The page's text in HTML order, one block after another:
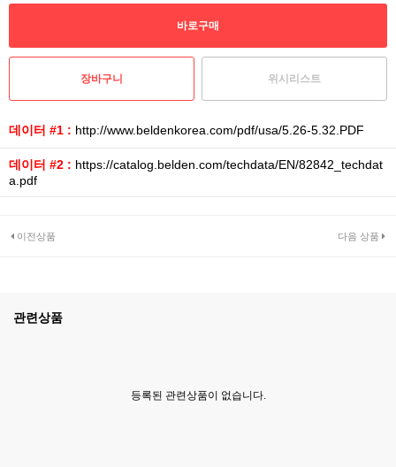
위시리스트
데이터 #1 : http://www.beldenkorea.com/pdf/usa/5.26-5.32.PDF
데이터 #2 : https://catalog.belden.com/techdata/EN/82842_techdat
a.pdf
이전상품 다음 상품
관련상품
등록된 관련상품이 없습니다.